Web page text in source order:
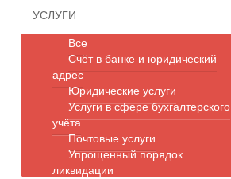
УСЛУГИ
Все
Счёт в банке и юридический
адрес
Юридические услуги
Услуги в сфере бухгалтерского
учёта
Почтовые услуги
Упрощенный порядок
ликвидации